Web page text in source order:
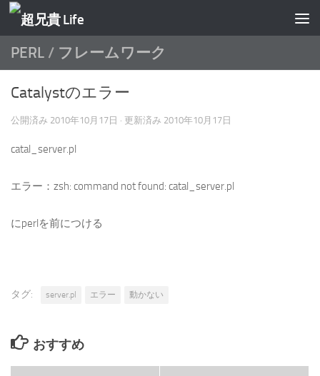
コンテンツへスキップ
PERL / フレームワーク
Catalystのエラー
公開済み 2010年10月17日 · 更新済み 2010年10月17日
catal_server.pl
エラー：zsh: command not found: catal_server.pl
にperlを前につける
タグ: server.pl エラー 動かない
おすすめ